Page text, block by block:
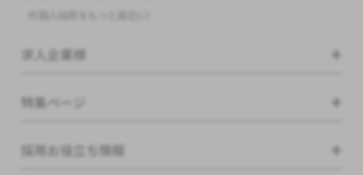
求人企業様
特集ページ
採用お役立ち情報